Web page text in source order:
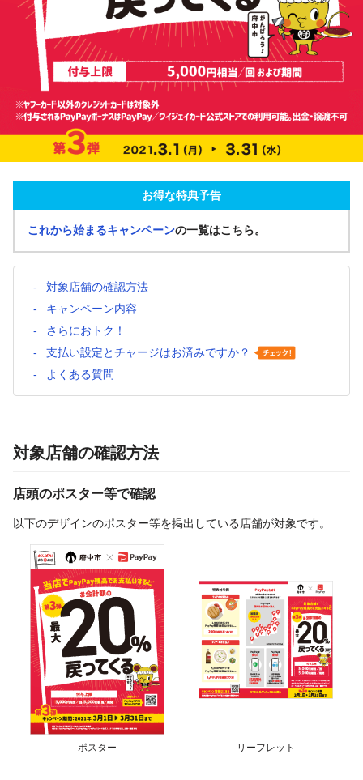
お得な特典予告
これから始まるキャンペーンの一覧はこちら。
対象店舗の確認方法
キャンペーン内容
さらにおトク！
支払い設定とチャージはお済みですか？
よくある質問
対象店舗の確認方法
店頭のポスター等で確認
以下のデザインのポスター等を掲出している店舗が対象です。
ポスター リーフレット